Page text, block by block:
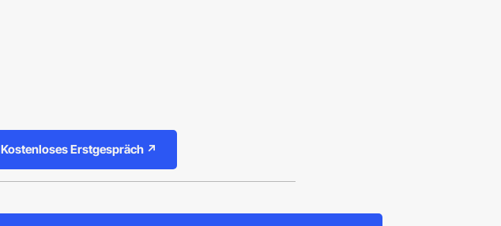
Kostenloses Erstgespräch ↗